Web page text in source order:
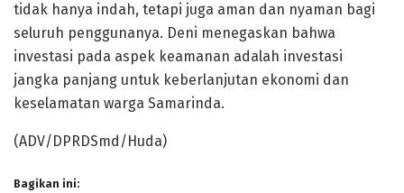
tidak hanya indah, tetapi juga aman dan nyaman bagi
seluruh penggunanya. Deni menegaskan bahwa
investasi pada aspek keamanan adalah investasi
jangka panjang untuk keberlanjutan ekonomi dan
keselamatan warga Samarinda.
(ADV/DPRDSmd/Huda)
Bagikan ini: